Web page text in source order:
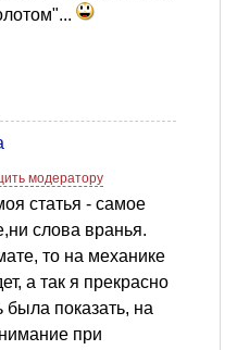
модератору
статья - самое
слова вранья.
то на механике
а так я прекрасно
показать, на
при